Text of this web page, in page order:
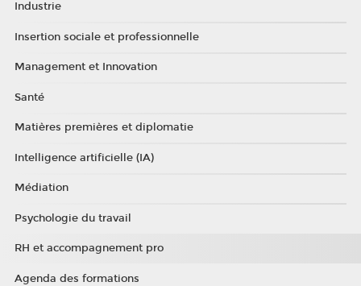
Industrie
Insertion sociale et professionnelle
Management et Innovation
Santé
Matières premières et diplomatie
Intelligence artificielle (IA)
Médiation
Psychologie du travail
RH et accompagnement pro
Agenda des formations